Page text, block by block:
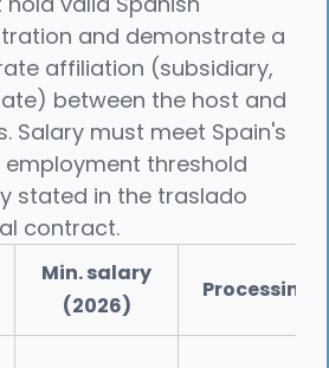
and demonstrate a
affiliation (subsidiary,
between the host and
Salary must meet Spain's
threshold
stated in the traslado
contract.
Min. salary
(2026)
Processing